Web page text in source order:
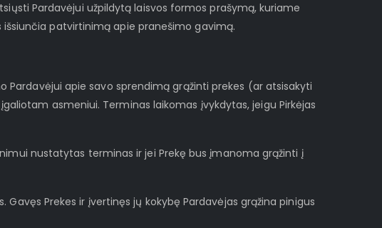
Pardavėjui užpildytą laisvos formos prašymą, kuriame
patvirtinimą apie pranešimo gavimą.
Pardavėjui apie savo sprendimą grąžinti prekes (ar atsisakyti
asmeniui. Terminas laikomas įvykdytas, jeigu Pirkėjas
nustatytas terminas ir jei Prekę bus įmanoma grąžinti į
Prekes ir įvertinęs jų kokybę Pardavėjas grąžina pinigus